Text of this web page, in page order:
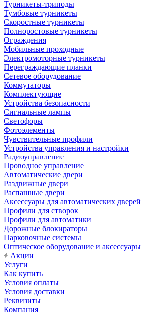
Турникеты-триподы
Тумбовые турникеты
Скоростные турникеты
Полноростовые турникеты
Ограждения
Мобильные проходные
Электромоторные турникеты
Переграждающие планки
Сетевое оборудование
Коммутаторы
Комплектующие
Устройства безопасности
Сигнальные лампы
Светофоры
Фотоэлементы
Чувствительные профили
Устройства управления и настройки
Радиоуправление
Проводное управление
Автоматические двери
Раздвижные двери
Распашные двери
Аксессуары для автоматических дверей
Профили для створок
Профили для автоматики
Дорожные блокираторы
Парковочные системы
Оптическое оборудование и аксессуары
Акции
Услуги
Как купить
Условия оплаты
Условия доставки
Реквизиты
Компания